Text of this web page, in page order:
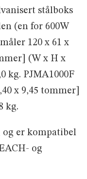
stålboks
(en for 600W
120 x 61 x
(W x H x
kg. PJMA1000F
x 9,45 tommer]
kg.
og er kompatibel
og